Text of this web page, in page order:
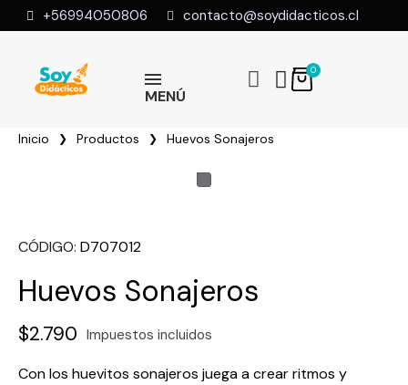
+56994050806 contacto@soydidacticos.cl
MENÚ
Inicio Productos Huevos Sonajeros
CÓDIGO D707012
Huevos Sonajeros
$2.790 Impuestos incluidos
Con los huevitos sonajeros juega a crear ritmos y